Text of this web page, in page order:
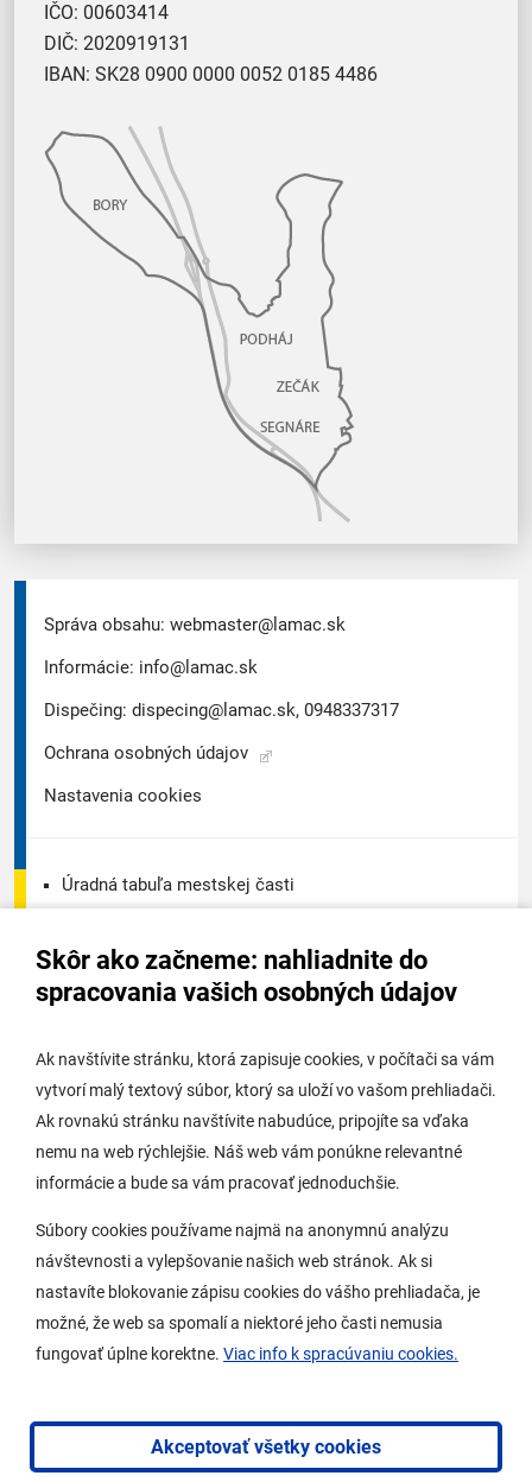
Skôr ako začneme: nahliadnite do
spracovania vašich osobných údajov
Ak navštívite stránku, ktorá zapisuje cookies, v počítači sa vám
vytvorí malý textový súbor, ktorý sa uloží vo vašom prehliadači.
Ak rovnakú stránku navštívite nabudúce, pripojíte sa vďaka
nemu na web rýchlejšie. Náš web vám ponúkne relevantné
informácie a bude sa vám pracovať jednoduchšie.
Súbory cookies používame najmä na anonymnú analýzu
návštevnosti a vylepšovanie našich web stránok. Ak si
nastavíte blokovanie zápisu cookies do vášho prehliadača, je
možné, že web sa spomalí a niektoré jeho časti nemusia
fungovať úplne korektne. Viac info k spracúvaniu cookies.
Akceptovať všetky cookies
IČO: 00603414
DIČ: 2020919131
IBAN: SK28 0900 0000 0052 0185 4486
Správa obsahu: webmaster@lamac.sk
Informácie: info@lamac.sk
Dispečing: dispecing@lamac.sk, 0948337317
Ochrana osobných údajov
Nastavenia cookies
Úradná tabuľa mestskej časti
Úradná tabuľa stavebného úradu
Potrebujem vybaviť
Samospráva
O Lamači
Mobilná aplikácia
Kontakty
Vyhlásenie o prístupnosti